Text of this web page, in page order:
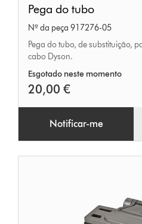
do
tubo
Pega do tubo
Nº da peça 917276-05
Pega do tubo, de substituição,
cabo Dyson.
Esgotado neste momento
20,00 €
Notificar-me